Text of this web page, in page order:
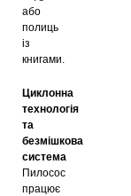
або
полиць
із
книгами.
Циклонна
технологія
та
безмішкова
система
Пилосос
працює